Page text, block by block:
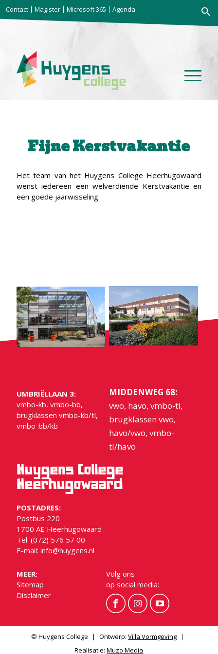
Contact Magister Microsoft 365 Agenda
naar:
Fijne Kerstvakantie
Het team van het Huygens College Heerhugowaard
wenst iedereen een welverdiende Kerstvakantie en
een goede jaarwisseling.
UMBRIËLLAAN 3:
vmbo-kb, vmbo-bb,
brugklassen vmbo-kb/tl,
vmbo-bb/kb
MIDDENWEG 68:
vwo, havo, vmbo-tl,
brugklassen vwo,
havo/vwo, vmbo-
tl/havo
Huygens College
Heerhugowaard
POSTADRES:
Postbus 220
1700 AE Heerhugowaard
Tel: (072) 576 57 00
E-mail: info@huygens.nl
MEER:
Sitemap
Disclaimer
Volg ons
op social media:
© Huygens College | Ontwerp:Villa Vormgeving |
Realisatie:Muzo Media